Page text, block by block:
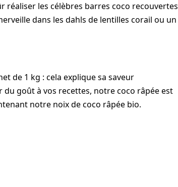
les célèbres barres coco recouvertes
dans les dahls de lentilles corail ou un
de 1 kg : cela explique sa saveur
goût à vos recettes, notre coco râpée est
notre noix de coco râpée bio.